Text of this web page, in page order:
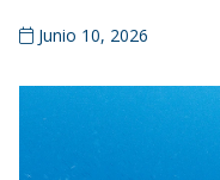
Junio 10, 2026